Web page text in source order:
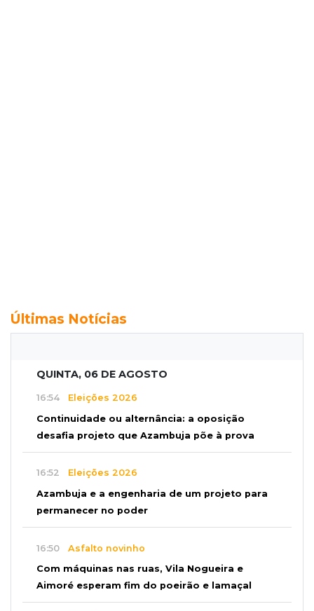
Últimas Notícias
QUINTA, 06 DE AGOSTO
16:54 Eleições 2026
Continuidade ou alternância: a oposição
desafia projeto que Azambuja põe à prova
16:52 Eleições 2026
Azambuja e a engenharia de um projeto para
permanecer no poder
16:50 Asfalto novinho
Com máquinas nas ruas, Vila Nogueira e
Aimoré esperam fim do poeirão e lamaçal